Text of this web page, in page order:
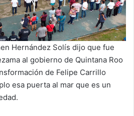
Hernández Solís dijo que fue
al gobierno de Quintana Roo
de Felipe Carrillo
esa puerta al mar que es un